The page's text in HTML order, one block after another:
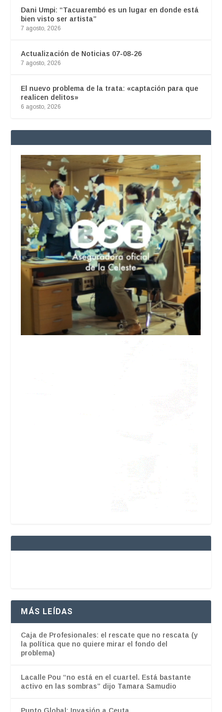
Dani Umpi: “Tacuarembó es un lugar en donde está
bien visto ser artista”
7 agosto, 2026
Actualización de Noticias 07-08-26
7 agosto, 2026
El nuevo problema de la trata: «captación para que
realicen delitos»
6 agosto, 2026
MÁS LEÍDAS
Caja de Profesionales: el rescate que no rescata (y
la política que no quiere mirar el fondo del
problema)
Lacalle Pou “no está en el cuartel. Está bastante
activo en las sombras” dijo Tamara Samudio